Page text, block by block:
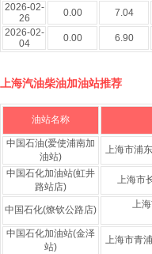
2026-02-
26
0.00 7.04
2026-02-
04
0.00 6.90
上海汽油柴油加油站推荐
油站名称
中国石油(爱使浦南加
油站)
上海市浦
中国石化加油站(虹井
路站店)
上海市
中国石化(燎钦公路店)
上
中国石化加油站(金泽
站)
上海市青